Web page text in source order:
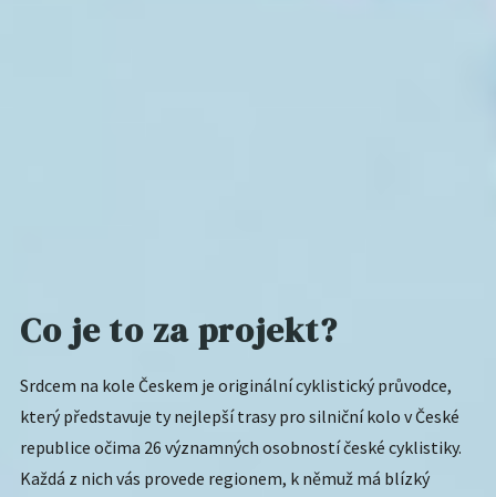
Co je to za projekt?
Srdcem na kole Českem je originální cyklistický průvodce,
který představuje ty nejlepší trasy pro silniční kolo v České
republice očima 26 významných osobností české cyklistiky.
Každá z nich vás provede regionem, k němuž má blízký